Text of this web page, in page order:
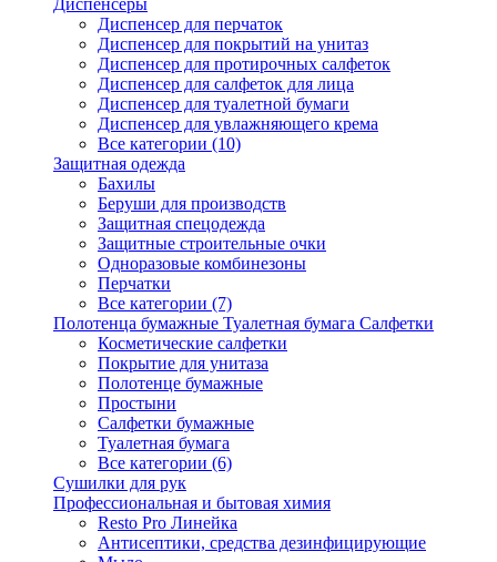
Диспенсеры
Диспенсер для перчаток
Диспенсер для покрытий на унитаз
Диспенсер для протирочных салфеток
Диспенсер для салфеток для лица
Диспенсер для туалетной бумаги
Диспенсер для увлажняющего крема
Все категории (10)
Защитная одежда
Бахилы
Беруши для производств
Защитная спецодежда
Защитные строительные очки
Одноразовые комбинезоны
Перчатки
Все категории (7)
Полотенца бумажные Туалетная бумага Салфетки
Косметические салфетки
Покрытие для унитаза
Полотенце бумажные
Простыни
Салфетки бумажные
Туалетная бумага
Все категории (6)
Сушилки для рук
Профессиональная и бытовая химия
Resto Pro Линейка
Антисептики, средства дезинфицирующие